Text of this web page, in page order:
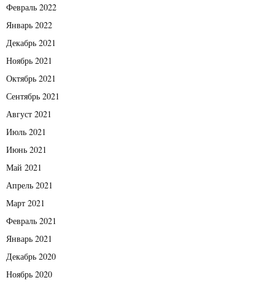
Февраль 2022
Январь 2022
Декабрь 2021
Ноябрь 2021
Октябрь 2021
Сентябрь 2021
Август 2021
Июль 2021
Июнь 2021
Май 2021
Апрель 2021
Март 2021
Февраль 2021
Январь 2021
Декабрь 2020
Ноябрь 2020